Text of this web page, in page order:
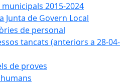
municipals 2015-2024
Junta de Govern Local
de personal
tancats (anteriors a 28-04-
de proves